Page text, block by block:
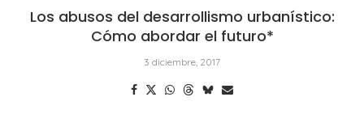
Los abusos del desarrollismo urbanístico:
Cómo abordar el futuro*
3 diciembre, 2017